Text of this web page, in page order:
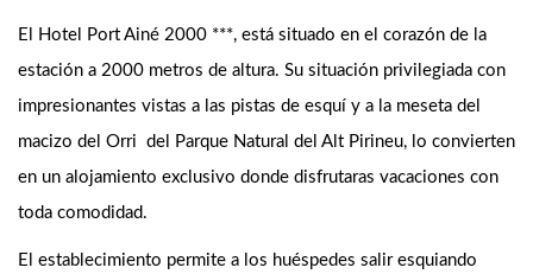
El Hotel Port Ainé 2000 ***, está situado en el corazón de la
estación a 2000 metros de altura. Su situación privilegiada con
impresionantes vistas a las pistas de esquí y a la meseta del
macizo del Orri del Parque Natural del Alt Pirineu, lo convierten
en un alojamiento exclusivo donde disfrutaras vacaciones con
toda comodidad.
El establecimiento permite a los huéspedes salir esquiando